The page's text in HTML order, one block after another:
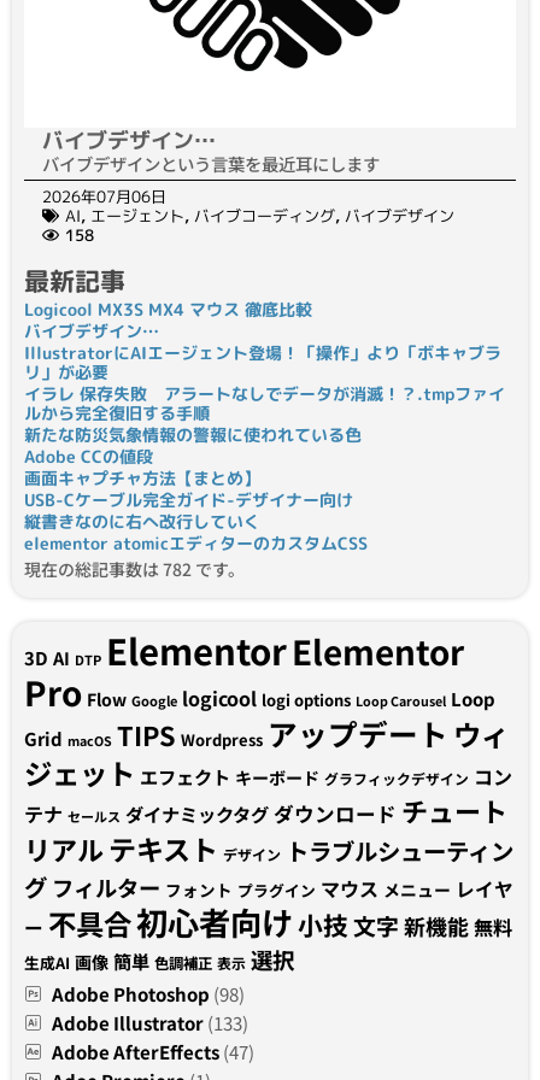
バイブデザイン…
バイブデザインという言葉を最近耳にします
2026年07月06日
AI, エージェント, バイブコーディング, バイブデザイン
158
最新記事
Logicool MX3S MX4 マウス 徹底比較
バイブデザイン…
IllustratorにAIエージェント登場！「操作」より「ボキャブラ
リ」が必要
イラレ 保存失敗 アラートなしでデータが消滅！？.tmpファイ
ルから完全復旧する手順
新たな防災気象情報の警報に使われている色
Adobe CCの値段
画面キャプチャ方法【まとめ】
USB-Cケーブル完全ガイド-デザイナー向け
縦書きなのに右へ改行していく
elementor atomicエディターのカスタムCSS
現在の総記事数は 782 です。
3D AI DTP ElementorElementor
Pro Flow Google logicool logi options Loop Carousel Loop
Grid macOS TIPS Wordpress アップデート ウィ
ジェット エフェクト キーボード グラフィックデザイン コン
テナ セールス ダイナミックタグダウンロード チュート
リアルテキスト デザイン トラブルシューティン
グ フィルター フォント プラグイン マウス メニュー レイヤ
ー 不具合初心者向け小技文字新機能無料
生成AI 画像 簡単 色調補正 表示 選択
Adobe Photoshop (98)
Adobe Illustrator(133)
Adobe AfterEffects(47)